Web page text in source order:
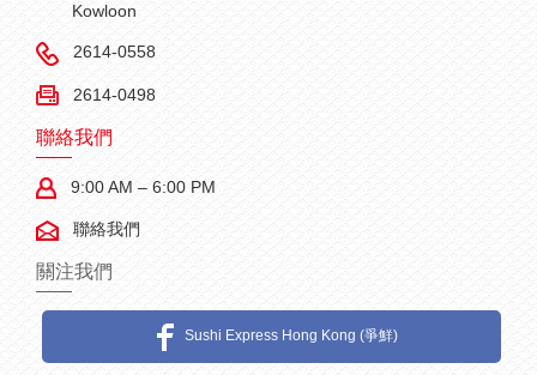
Kowloon
2614-0558
2614-0498
聯絡我們
9:00 AM – 6:00 PM
聯絡我們
關注我們
Sushi Express Hong Kong (爭鮮)